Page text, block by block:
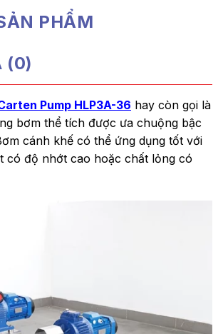
PHẨM
(0)
Pump HLP3A-36 hay còn gọi là
bơm thể tích được ưa chuộng bậc
cánh khế có thể ứng dụng tốt với
có độ nhớt cao hoặc chất lỏng có